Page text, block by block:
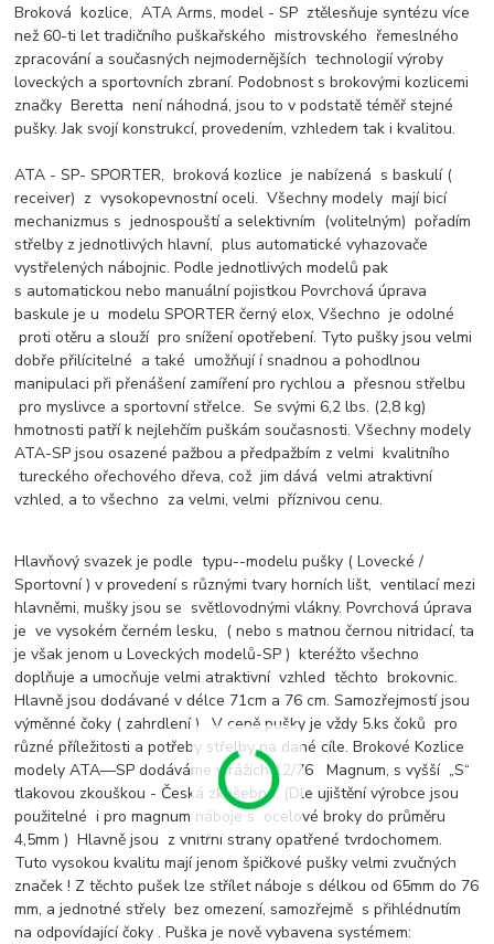
Broková kozlice, ATA Arms, model - SP ztělesňuje syntézu více
než 60-ti let tradičního puškařského mistrovského řemeslného
zpracování a současných nejmodernějších technologií výroby
loveckých a sportovních zbraní. Podobnost s brokovými kozlicemi
značky Beretta není náhodná, jsou to v podstatě téměř stejné
pušky. Jak svojí konstrukcí, provedením, vzhledem tak i kvalitou.
ATA - SP- SPORTER, broková kozlice je nabízená s baskulí (
receiver) z vysokopevnostní oceli. Všechny modely mají bicí
mechanizmus s jednospouští a selektivním (volitelným) pořadím
střelby z jednotlivých hlavní, plus automatické vyhazovače
vystřelených nábojnic. Podle jednotlivých modelů pak
s automatickou nebo manuální pojistkou Povrchová úprava
baskule je u modelu SPORTER černý elox, Všechno je odolné
proti otěru a slouží pro snížení opotřebení. Tyto pušky jsou velmi
dobře přilícitelné a také umožňují í snadnou a pohodlnou
manipulaci při přenášení zamíření pro rychlou a přesnou střelbu
pro myslivce a sportovní střelce. Se svými 6,2 lbs. (2,8 kg)
hmotnosti patří k nejlehčím puškám současnosti. Všechny modely
ATA-SP jsou osazené pažbou a předpažbím z velmi kvalitního
tureckého ořechového dřeva, což jim dává velmi atraktivní
vzhled, a to všechno za velmi, velmi příznivou cenu.
Hlavňový svazek je podle typu--modelu pušky ( Lovecké /
Sportovní ) v provedení s různými tvary horních lišt, ventilací mezi
hlavněmi, mušky jsou se světlovodnými vlákny. Povrchová úprava
je ve vysokém černém lesku, ( nebo s matnou černou nitridací, ta
je však jenom u Loveckých modelů-SP ) kteréžto všechno
doplňuje a umocňuje velmi atraktivní vzhled těchto brokovnic.
Hlavně jsou dodávané v délce 71cm a 76 cm. Samozřejmostí jsou
výměnné čoky ( zahrdlení ) . V ceně pušky je vždy 5.ks čoků pro
různé příležitosti a potřeby střelby na dané cíle. Brokové Kozlice
modely ATA—SP dodáváme v rážích 12/76 Magnum, s vyšší „S“
tlakovou zkouškou - Česká zkušebna. (Dle ujištění výrobce jsou
použitelné i pro magnum náboje s ocelové broky do průměru
4,5mm ) Hlavně jsou z vnitřní strany opatřené tvrdochomem.
Tuto vysokou kvalitu mají jenom špičkové pušky velmi zvučných
značek ! Z těchto pušek lze střílet náboje s délkou od 65mm do 76
mm, a jednotné střely bez omezení, samozřejmě s přihlédnutím
na odpovídající čoky . Puška je nově vybavena systémem: